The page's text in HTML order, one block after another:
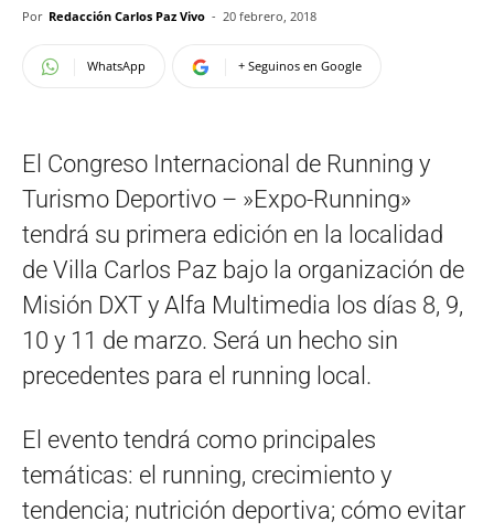
Por Redacción Carlos Paz Vivo - 20 febrero, 2018
WhatsApp + Seguinos en Google
El Congreso Internacional de Running y
Turismo Deportivo – »Expo-Running»
tendrá su primera edición en la localidad
de Villa Carlos Paz bajo la organización de
Misión DXT y Alfa Multimedia los días 8, 9,
10 y 11 de marzo. Será un hecho sin
precedentes para el running local.
El evento tendrá como principales
temáticas: el running, crecimiento y
tendencia; nutrición deportiva; cómo evitar